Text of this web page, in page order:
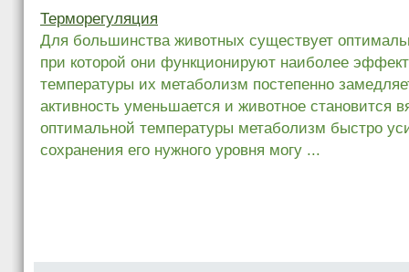
Терморегуляция
Для большинства животных существует
при которой они функционируют наиболее
температуры их метаболизм постепенно
активность уменьшается и животное становится
оптимальной температуры метаболизм быстро
сохранения его нужного уровня могу ...